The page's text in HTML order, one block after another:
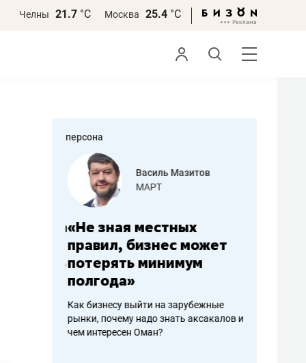
Челны 21.7 °С Москва 25.4 °С
персона
Василь Мазитов
МАРТ
«Не зная местных
правил, бизнес может
потерять минимум
полгода»
Как бизнесу выйти на зарубежные
рынки, почему надо знать аксакалов и
чем интересен Оман?